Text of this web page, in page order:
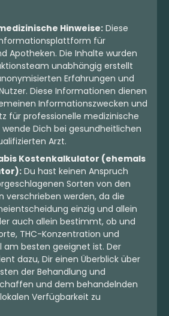
Hinweise:Diese
für
Apotheken. Die Inhalte wurden
unabhängig erstellt
Erfahrungen und
Diese Informationen dienen
Informationszwecken und
für professionelle medizinische
Dich bei gesundheitlichen
Arzt.
Kostenkalkulator (ehemals
Du hast keinen Anspruch
Sorten von den
verschrieben werden, da die
einzig und allein
auch allein bestimmt, ob und
THC-Konzentration und
am besten geeignet ist. Der
dazu, Dir einen Überblick über
der Behandlung und
und dem behandelnden
Verfügbarkeit zu